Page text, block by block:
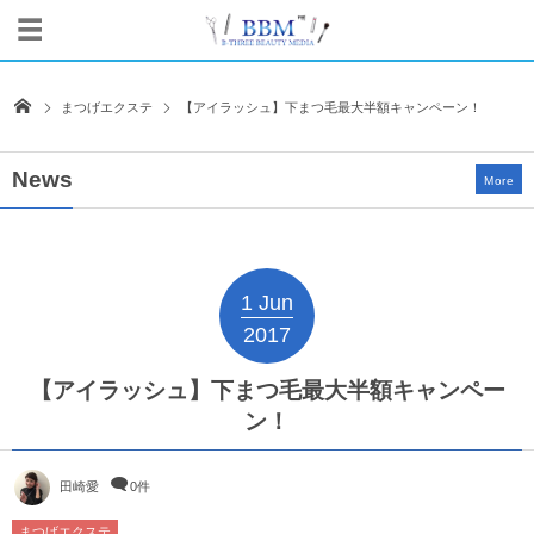
まつげエクステ 【アイラッシュ】下まつ毛最大半額キャンペーン！
News More
1 Jun
2017
【アイラッシュ】下まつ毛最大半額キャンペー
ン！
田崎愛 0件